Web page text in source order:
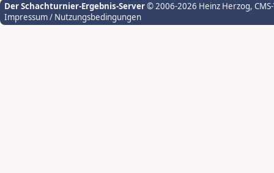
Der Schachturnier-Ergebnis-Server© 2006-2026 Heinz Herzog,
Impressum / Nutzungsbedingungen